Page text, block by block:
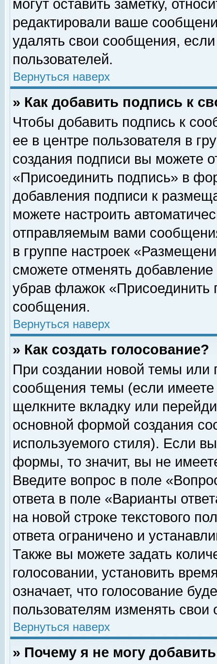
могут оставить заметку,
редактировали ваше
удалять свои сообщения,
пользователей.
Вернуться наверх
» Как добавить подпись к
Чтобы добавить подпись к
ее в центре пользователя в
создания подписи вы можете
«Присоединить подпись» в
добавления подписи к
можете настроить
отправляемым вами
в группе настроек
сможете отменять
убрав флажок «Присоединить
сообщения.
Вернуться наверх
» Как создать голосование?
При создании новой темы или
сообщения темы (если
щелкните вкладку или
основной формой создания
используемого стиля). Если
формы, то значит, вы не
Введите вопрос в поле
ответа в поле «Варианты
на новой строке текстового
ответа ограничено и
Также вы можете задать
голосовании, установить
означает, что голосование
пользователям изменять свои
Вернуться наверх
» Почему я не могу